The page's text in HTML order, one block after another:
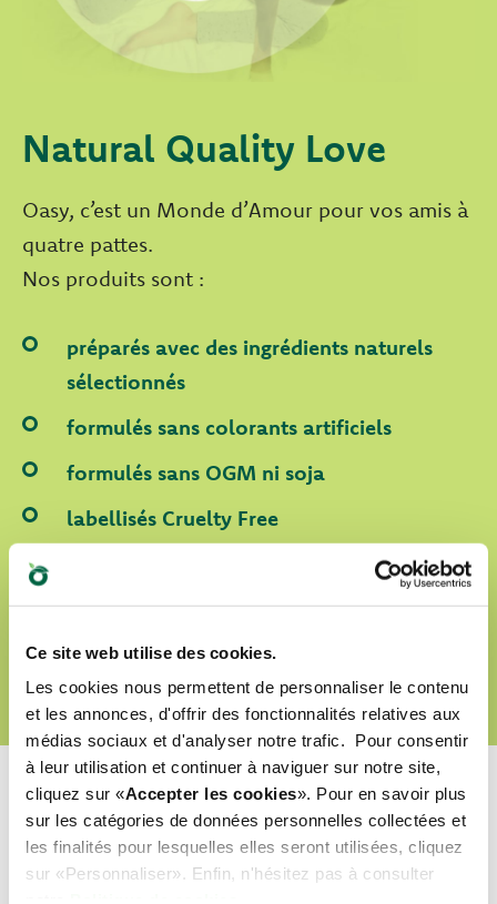
Ce site web utilise des cookies.
Les cookies nous permettent de personnaliser le contenu
et les annonces, d'offrir des fonctionnalités relatives aux
médias sociaux et d'analyser notre trafic. Pour consentir
à leur utilisation et continuer à naviguer sur notre site,
cliquez sur «Accepter les cookies». Pour en savoir plus
sur les catégories de données personnelles collectées et
les finalités pour lesquelles elles seront utilisées, cliquez
sur «Personnaliser». Enfin, n'hésitez pas à consulter
Natural Quality Love
Oasy, c’est un Monde d’Amour pour vos amis à
quatre pattes.
Nos produits sont :
préparés avec des ingrédients naturels
sélectionnés
formulés sans colorants artificiels
formulés sans OGM ni soja
labellisés Cruelty Free
DÉCOUVRIR NOTRE MONDE D’AMOUR
Quel est leur préféré ?